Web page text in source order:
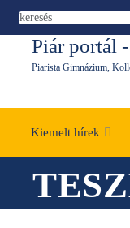
Piár portál
Piarista Gimnázium,
Kiemelt hírek